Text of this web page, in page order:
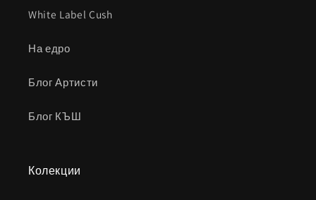
White Label Cush
На едро
Блог Артисти
Блог КЪШ
Колекции